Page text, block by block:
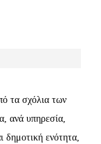
τα σχόλια των
ανά υπηρεσία,
δημοτική ενότητα,